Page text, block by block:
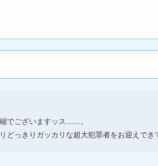
でございますッス……。
どっきりガッカリな超大犯罪者をお迎えで